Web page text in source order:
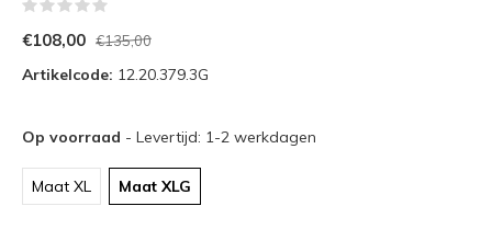
€108,00 €135,00
Artikelcode: 12.20.379.3G
Op voorraad - Levertijd: 1-2 werkdagen
Maat XL Maat XLG